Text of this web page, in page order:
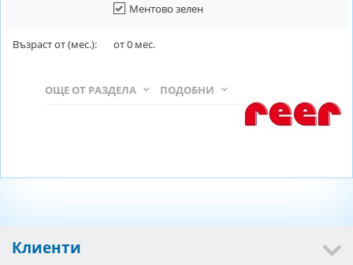
Ментово зелен
Възраст от (мес.): от0 мес.
ПОДОБНИ
ОЩЕ ОТ РАЗДЕЛА
Клиенти